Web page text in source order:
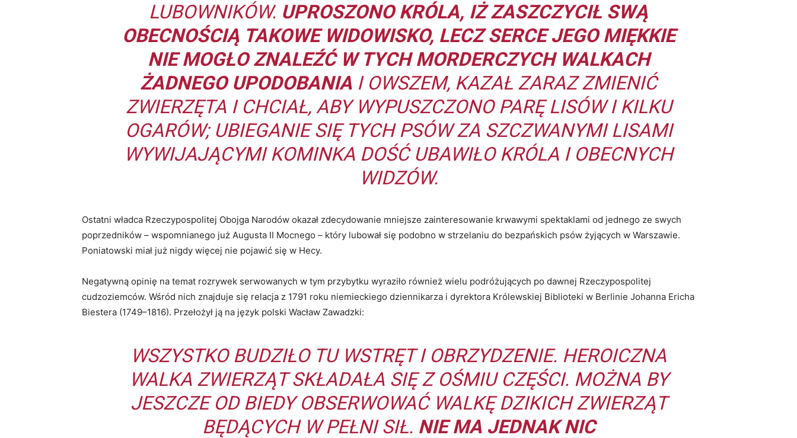
LUBOWNIKÓW. UPROSZONO KRÓLA, IŻ ZASZCZYCIŁ SWĄ
OBECNOŚCIĄ TAKOWE WIDOWISKO, LECZ SERCE JEGO MIĘKKIE
NIE MOGŁO ZNALEŹĆ W TYCH MORDERCZYCH WALKACH
ŻADNEGO UPODOBANIA I OWSZEM, KAZAŁ ZARAZ ZMIENIĆ
ZWIERZĘTA I CHCIAŁ, ABY WYPUSZCZONO PARĘ LISÓW I KILKU
OGARÓW; UBIEGANIE SIĘ TYCH PSÓW ZA SZCZWANYMI LISAMI
WYWIJAJĄCYMI KOMINKA DOŚĆ UBAWIŁO KRÓLA I OBECNYCH
WIDZÓW.
Ostatni władca Rzeczypospolitej Obojga Narodów okazał zdecydowanie mniejsze zainteresowanie krwawymi spektaklami od jednego ze swych
poprzedników – wspomnianego już Augusta II Mocnego – który lubował się podobno w strzelaniu do bezpańskich psów żyjących w Warszawie.
Poniatowski miał już nigdy więcej nie pojawić się w Hecy.
Negatywną opinię na temat rozrywek serwowanych w tym przybytku wyraziło również wielu podróżujących po dawnej Rzeczypospolitej
cudzoziemców. Wśród nich znajduje się relacja z 1791 roku niemieckiego dziennikarza i dyrektora Królewskiej Biblioteki w Berlinie Johanna Ericha
Biestera (1749–1816). Przełożył ją na język polski Wacław Zawadzki:
WSZYSTKO BUDZIŁO TU WSTRĘT I OBRZYDZENIE. HEROICZNA
WALKA ZWIERZĄT SKŁADAŁA SIĘ Z OŚMIU CZĘŚCI. MOŻNA BY
JESZCZE OD BIEDY OBSERWOWAĆ WALKĘ DZIKICH ZWIERZĄT
BĘDĄCYCH W PEŁNI SIŁ. NIE MA JEDNAK NIC